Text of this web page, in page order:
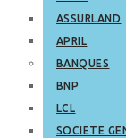
ASSURLAND
APRIL
BANQUES
BNP
LCL
SOCIETE